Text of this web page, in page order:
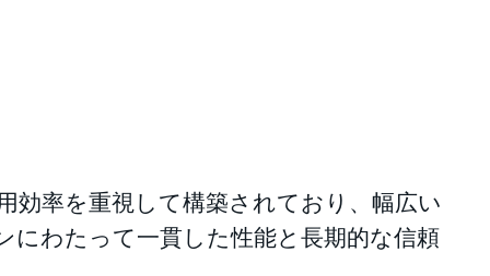
効率を重視して構築されており、幅広い
にわたって一貫した性能と長期的な信頼